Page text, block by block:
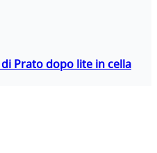
Prato dopo lite in cella